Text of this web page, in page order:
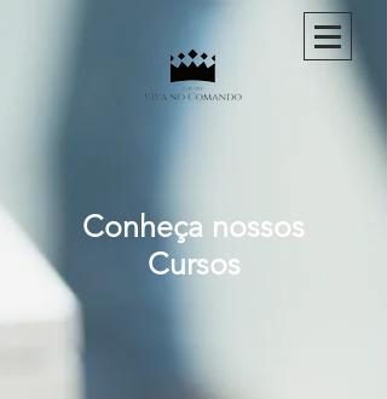
Conheça nossos
Cursos